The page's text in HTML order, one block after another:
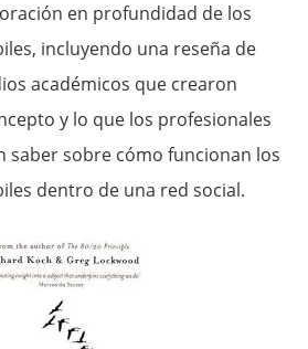
en profundidad de los
incluyendo una reseña de
académicos que crearon
y lo que los profesionales
saber sobre cómo funcionan los
dentro de una red social.